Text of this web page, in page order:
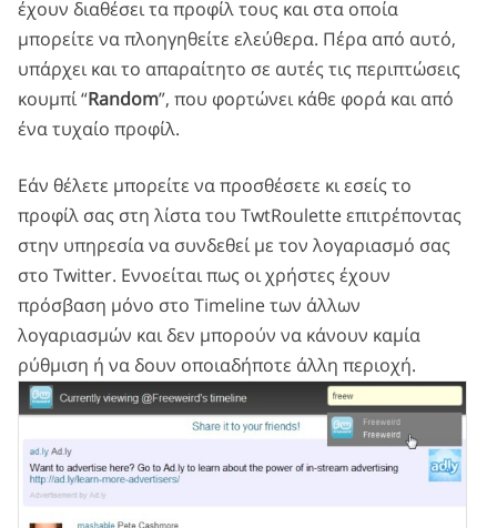
έχουν διαθέσει τα προφίλ τους και στα οποία
μπορείτε να πλοηγηθείτε ελεύθερα. Πέρα από αυτό,
υπάρχει και το απαραίτητο σε αυτές τις περιπτώσεις
κουμπί “Random”, που φορτώνει κάθε φορά και από
ένα τυχαίο προφίλ.
Εάν θέλετε μπορείτε να προσθέσετε κι εσείς το
προφίλ σας στη λίστα του TwtRoulette επιτρέποντας
στην υπηρεσία να συνδεθεί με τον λογαριασμό σας
στο Twitter. Εννοείται πως οι χρήστες έχουν
πρόσβαση μόνο στο Timeline των άλλων
λογαριασμών και δεν μπορούν να κάνουν καμία
ρύθμιση ή να δουν οποιαδήποτε άλλη περιοχή.